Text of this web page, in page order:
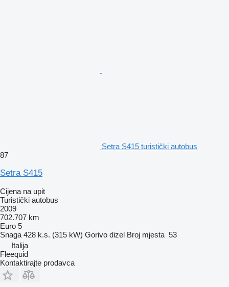
Setra S415 turistički autobus
87
Setra S415
Cijena na upit
Turistički autobus
2009
702.707 km
Euro 5
Snaga 428 k.s. (315 kW) Gorivo dizel Broj mjesta 53
Italija
Fleequid
Kontaktirajte prodavca